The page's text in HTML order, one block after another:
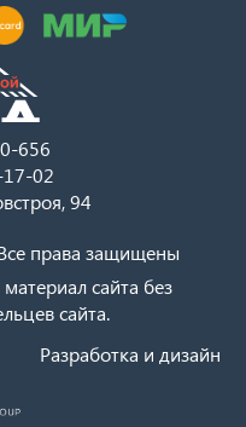
656
02
94
права защищены
сайта без
сайта.
Разработка и дизайн